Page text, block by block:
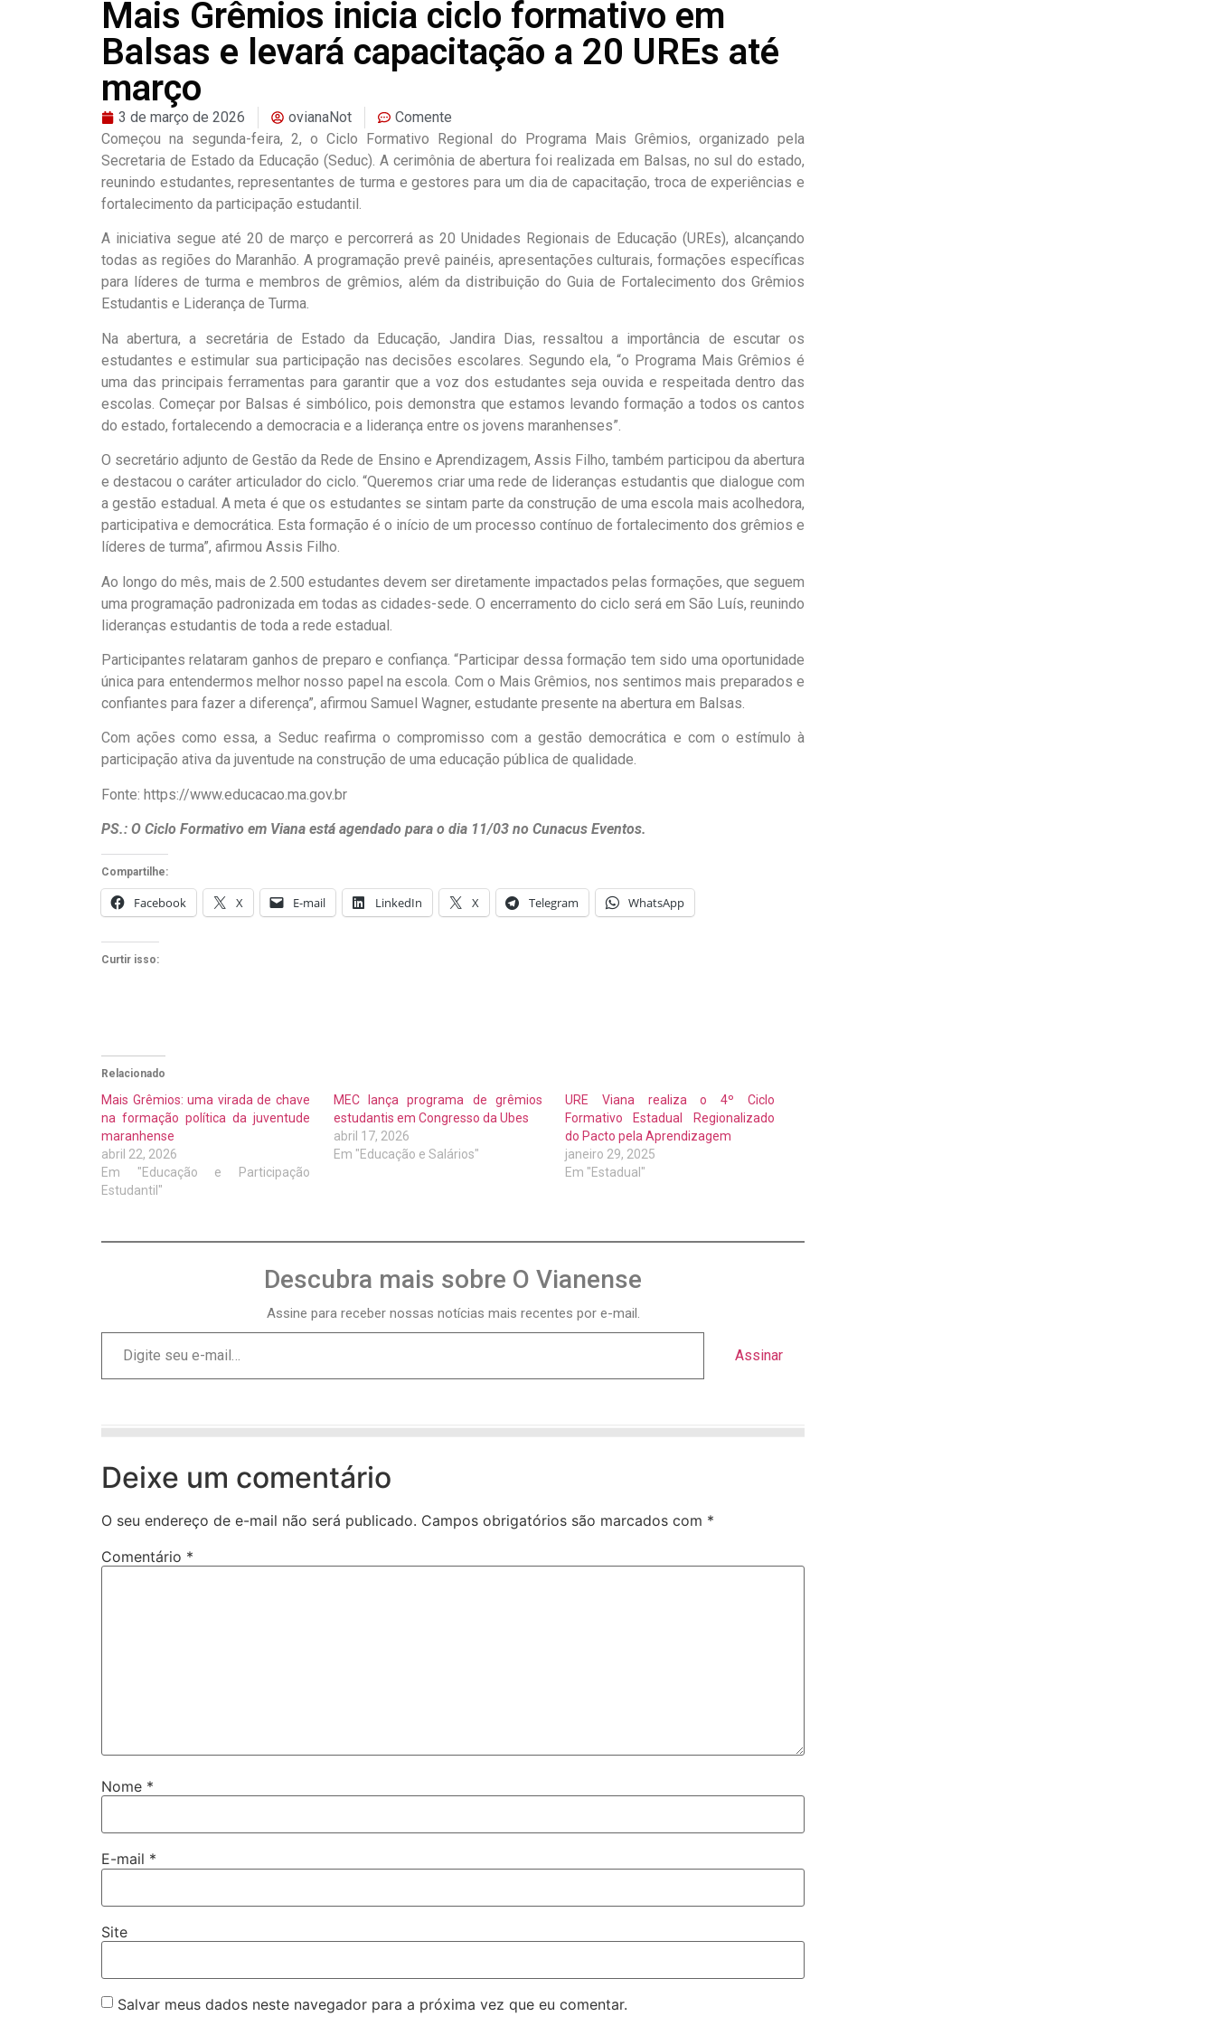
Mais Grêmios inicia ciclo formativo em
Balsas e levará capacitação a 20 UREs até
março
3 de março de 2026 ovianaNot
Comente
Começou na segunda-feira, 2, o Ciclo Formativo Regional do Programa Mais Grêmios, organizado pela
Secretaria de Estado da Educação (Seduc). A cerimônia de abertura foi realizada em Balsas, no sul do estado,
reunindo estudantes, representantes de turma e gestores para um dia de capacitação, troca de experiências e
fortalecimento da participação estudantil.
A iniciativa segue até 20 de março e percorrerá as 20 Unidades Regionais de Educação (UREs), alcançando
todas as regiões do Maranhão. A programação prevê painéis, apresentações culturais, formações específicas
para líderes de turma e membros de grêmios, além da distribuição do Guia de Fortalecimento dos Grêmios
Estudantis e Liderança de Turma.
Na abertura, a secretária de Estado da Educação, Jandira Dias, ressaltou a importância de escutar os
estudantes e estimular sua participação nas decisões escolares. Segundo ela, “o Programa Mais Grêmios é
uma das principais ferramentas para garantir que a voz dos estudantes seja ouvida e respeitada dentro das
escolas. Começar por Balsas é simbólico, pois demonstra que estamos levando formação a todos os cantos
do estado, fortalecendo a democracia e a liderança entre os jovens maranhenses”.
O secretário adjunto de Gestão da Rede de Ensino e Aprendizagem, Assis Filho, também participou da abertura
e destacou o caráter articulador do ciclo. “Queremos criar uma rede de lideranças estudantis que dialogue com
a gestão estadual. A meta é que os estudantes se sintam parte da construção de uma escola mais acolhedora,
participativa e democrática. Esta formação é o início de um processo contínuo de fortalecimento dos grêmios e
líderes de turma”, afirmou Assis Filho.
Ao longo do mês, mais de 2.500 estudantes devem ser diretamente impactados pelas formações, que seguem
uma programação padronizada em todas as cidades-sede. O encerramento do ciclo será em São Luís, reunindo
lideranças estudantis de toda a rede estadual.
Participantes relataram ganhos de preparo e confiança. “Participar dessa formação tem sido uma oportunidade
única para entendermos melhor nosso papel na escola. Com o Mais Grêmios, nos sentimos mais preparados e
confiantes para fazer a diferença”, afirmou Samuel Wagner, estudante presente na abertura em Balsas.
Com ações como essa, a Seduc reafirma o compromisso com a gestão democrática e com o estímulo à
participação ativa da juventude na construção de uma educação pública de qualidade.
Fonte: https://www.educacao.ma.gov.br
PS.: O Ciclo Formativo em Viana está agendado para o dia 11/03 no Cunacus Eventos.
Compartilhe:
Facebook X E-mail LinkedIn X Telegram WhatsApp
Curtir isso:
Relacionado
Mais Grêmios: uma virada de chave
na formação política da juventude
maranhense
abril 22, 2026
Em "Educação e Participação
Estudantil"
MEC lança programa de grêmios
estudantis em Congresso da Ubes
abril 17, 2026
Em "Educação e Salários"
URE Viana realiza o 4º Ciclo
Formativo Estadual Regionalizado
do Pacto pela Aprendizagem
janeiro 29, 2025
Em "Estadual"
Descubra mais sobre O Vianense
Assine para receber nossas notícias mais recentes por e-mail.
Assinar
Deixe um comentário
O seu endereço de e-mail não será publicado. Campos obrigatórios são marcados com *
Comentário *
Nome *
E-mail *
Site
Salvar meus dados neste navegador para a próxima vez que eu comentar.